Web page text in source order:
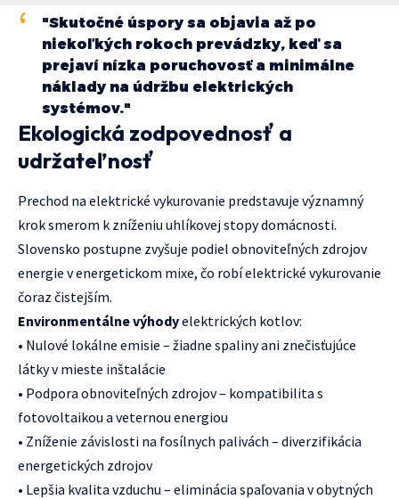
"Skutočné úspory sa objavia až po
niekoľkých rokoch prevádzky, keď sa
prejaví nízka poruchovosť a minimálne
náklady na údržbu elektrických
systémov."
Ekologická zodpovednosť a
udržateľnosť
Prechod na elektrické vykurovanie predstavuje významný
krok smerom k zníženiu uhlíkovej stopy domácnosti.
Slovensko postupne zvyšuje podiel obnoviteľných zdrojov
energie v energetickom mixe, čo robí elektrické vykurovanie
čoraz čistejším.
Environmentálne výhodyelektrických kotlov:
• Nulové lokálne emisie – žiadne spaliny ani znečisťujúce
látky v mieste inštalácie
• Podpora obnoviteľných zdrojov – kompatibilita s
fotovoltaikou a veternou energiou
• Zníženie závislosti na fosílnych palivách – diverzifikácia
energetických zdrojov
• Lepšia kvalita vzduchu – eliminácia spaľovania v obytných